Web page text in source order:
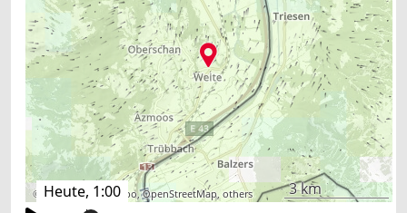
Heute, 1:00
© search.ch, swisstopo,OpenStreetMap, others 3 km